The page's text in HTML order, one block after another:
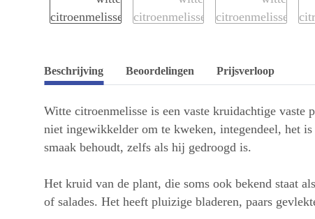
Beschrijving Beoordelingen Prijsverloop
Witte citroenmelisse is een vaste kruidachtige
niet ingewikkelder om te kweken, integendeel, het
smaak behoudt, zelfs als hij gedroogd is.
Het kruid van de plant, die soms ook bekend staat
of salades. Het heeft pluizige bladeren, paars